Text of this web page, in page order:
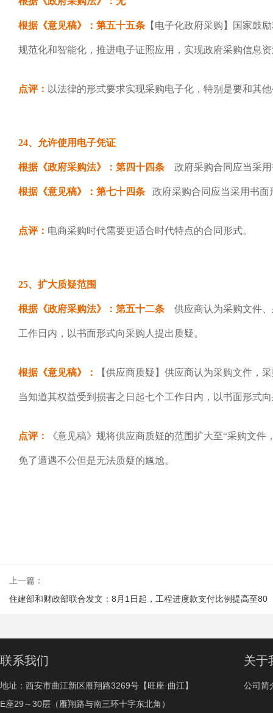
根据《意见稿》：第五十五条 【电子化政府采购】国家鼓
规范化和智能化，推进电子证照应用，实现政府采购信息
点评： 以法律的形式要求实现采购电子化，特别是要和其
24、允许使用电子凭证
根据《政府采购法》：第四十四条 政府采购合同应当采
根据《意见稿》：第七十四条 政府采购合同应当采用书面
点评： 电商采购时代需要更适合时代特点的合同形式。
25、扩大质疑范围
根据《政府采购法》：第五十二条 供应商认为采购文件、
工作日内，以书面形式向采购人提出质疑。
根据《意见稿》： 【供应商质疑】供应商认为采购文件，
当知道其权益受到损害之日起七个工作日内，以书面形式
点评： 《意见稿》规将供应商质疑的范围扩大至“采购文
免了遭遇不公但是无法质疑的尴尬。
上一篇：
住建部和财政部联合发文：8月1日起，工程进度款支付比例提高至80
联系我们
地址：西安市曲江新区雁翔路3269号【旺座·曲江】
E座29～30层（雁翔路与南三环十字东北角）
关于
公司简